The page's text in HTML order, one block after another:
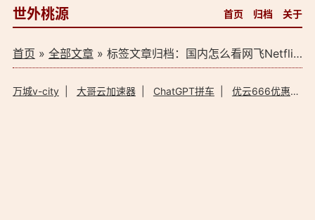
世外桃源 首页 归档 关于
首页 » 全部文章» 标签文章归档：国内怎么看网飞Netflix？（1）
万城v-city| 大哥云加速器| ChatGPT拼车| 优云666优惠码